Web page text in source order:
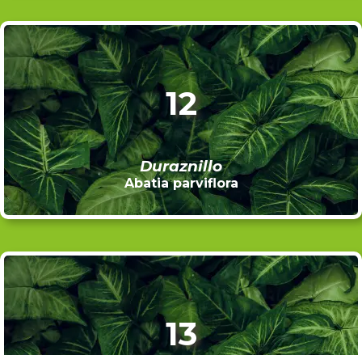
12
Duraznillo
Abatia parviflora
13